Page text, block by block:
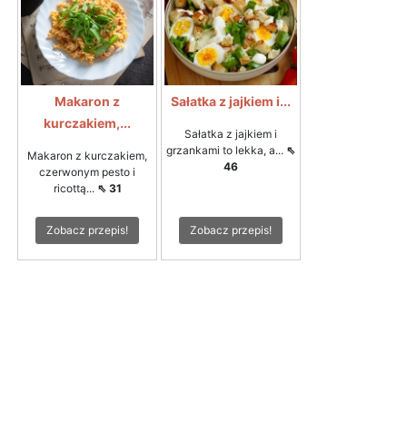
Makaron z
kurczakiem,...
Makaron z kurczakiem,
czerwonym pesto i
ricottą... ⇖ 31
Zobacz przepis!
Sałatka z jajkiem i...
Sałatka z jajkiem i
grzankami to lekka, a... ⇖
46
Zobacz przepis!